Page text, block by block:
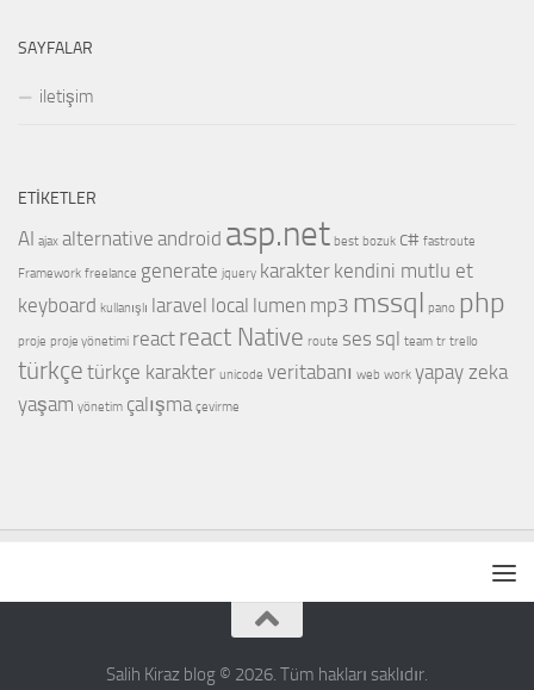
SAYFALAR
iletişim
ETIKETLER
AI ajax alternative android asp.net best bozuk c# fastroute
Framework freelance generate jquery karakter kendini mutlu et
keyboard kullanışlı laravel local lumen mp3 mssql pano php
proje proje yönetimi react react Native route ses sql team tr trello
türkçe türkçe karakter unicode veritabanı web work yapay zeka
yaşam yönetim çalışma çevirme
Salih Kiraz blog © 2026. Tüm hakları saklıdır.